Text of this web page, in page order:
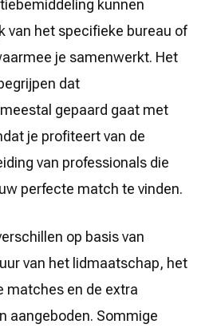
kunnen
van het specifieke bureau of
je samenwerkt. Het
dat
gepaard gaat met
je profiteert van de
van professionals die
perfecte match te vinden.
op basis van
van het lidmaatschap, het
matches en de extra
aangeboden. Sommige